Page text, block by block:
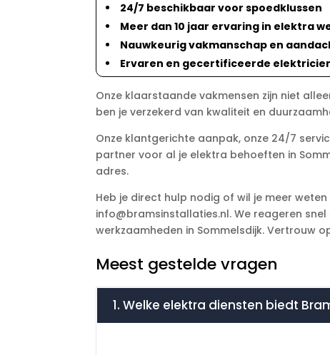
24/7 beschikbaar voor spoedklussen
Meer dan 10 jaar ervaring in elektra
Nauwkeurig vakmanschap en
Ervaren en gecertificeerde
Onze klaarstaande vakmensen zijn niet
ben je verzekerd van kwaliteit en
Onze klantgerichte aanpak, onze 24/7
partner voor al je elektra behoeften in
adres.
Heb je direct hulp nodig of wil je meer
info@bramsinstallaties.nl. We reageren
werkzaamheden in Sommelsdijk. Vertrouw
Meest gestelde vragen
1. Welke elektra diensten biedt